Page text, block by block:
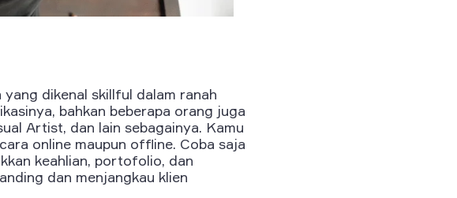
dikenal skillful dalam ranah
bahkan beberapa orang juga
Artist, dan lain sebagainya. Kamu
online maupun offline. Coba saja
keahlian, portofolio, dan
dan menjangkau klien